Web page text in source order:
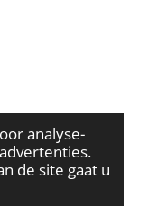
analyse-
de site gaat u